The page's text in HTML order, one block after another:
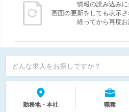
情報の読み込みに
画面の更新をしても表示
経ってから再度お
どんな求人をお探しですか？
勤務地・本社 職種